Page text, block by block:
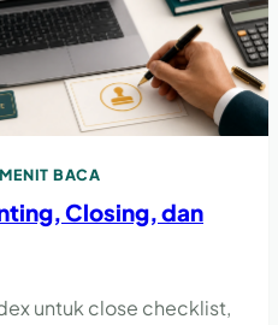
BACA
Closing, dan
untuk close checklist,